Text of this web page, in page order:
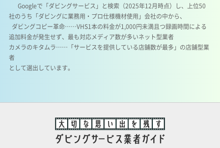
Googleで「ダビングサービス」と検索（2025年12月時点）し、上位50
社のうち「ダビングに業務用・プロ仕様機材使用」会社の中から、
ダビングコピー革命……VHS1本の料金が1,000円未満且つ録画時間による
追加料金が発生せず、最も対応メディア数が多いネット型業者
カメラのキタムラ……「サービスを提供している店舗数が最多」の店舗型業
者
として選出しています。